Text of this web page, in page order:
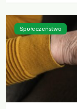
Społeczeństwo